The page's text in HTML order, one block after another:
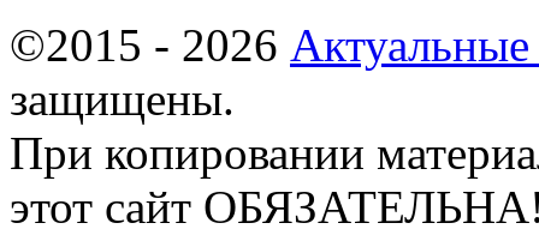
©2015 - 2026
защищены.
При копировании
этот сайт